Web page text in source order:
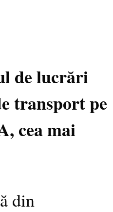
de lucrări
transport pe
cea mai
din